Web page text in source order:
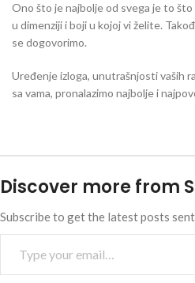
Ono što je najbolje od svega je to
u dimenziji i boji u kojoj vi želite.
se dogovorimo.
Uređenje izloga, unutrašnjosti vaših
sa vama, pronalazimo najbolje i
Discover more from
Subscribe to get the latest posts